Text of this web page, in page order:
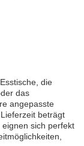
die
das
angepasste
beträgt
sich perfekt